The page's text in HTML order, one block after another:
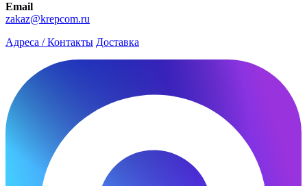
Email
zakaz@krepcom.ru
Адреса / Контакты Доставка